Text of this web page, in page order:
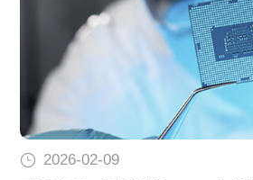
2026-02-09